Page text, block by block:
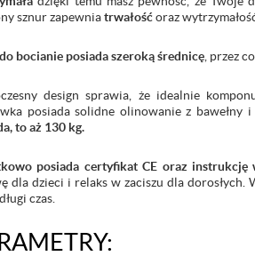
sznur zapewniatrwałośćoraz
bocianie posiada szeroką średnicę , przez
design sprawia, że idealnie
posiada solidne olinowanie z bawełny i
to aż 130 kg.
posiada certyfikat CE oraz instrukcję
dla dzieci i relaks w zaciszu dla dorosłych.
czas.